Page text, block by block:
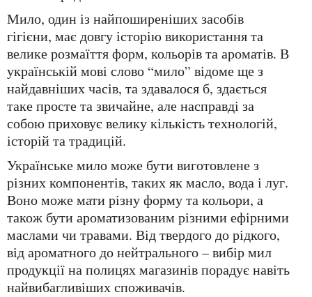
Мило, один із найпоширеніших засобів
гігієни, має довгу історію використання та
велике розмаїття форм, кольорів та ароматів. В
українській мові слово “мило” відоме ще з
найдавніших часів, та здавалося б, здається
таке просте та звичайне, але насправді за
собою приховує велику кількість технологій,
історій та традицій.
Українське мило може бути виготовлене з
різних компонентів, таких як масло, вода і луг.
Воно може мати різну форму та кольори, а
також бути ароматизованим різними ефірними
маслами чи травами. Від твердого до рідкого,
від ароматного до нейтрального – вибір мил
продукції на полицях магазинів порадує навіть
найвибагливіших споживачів.